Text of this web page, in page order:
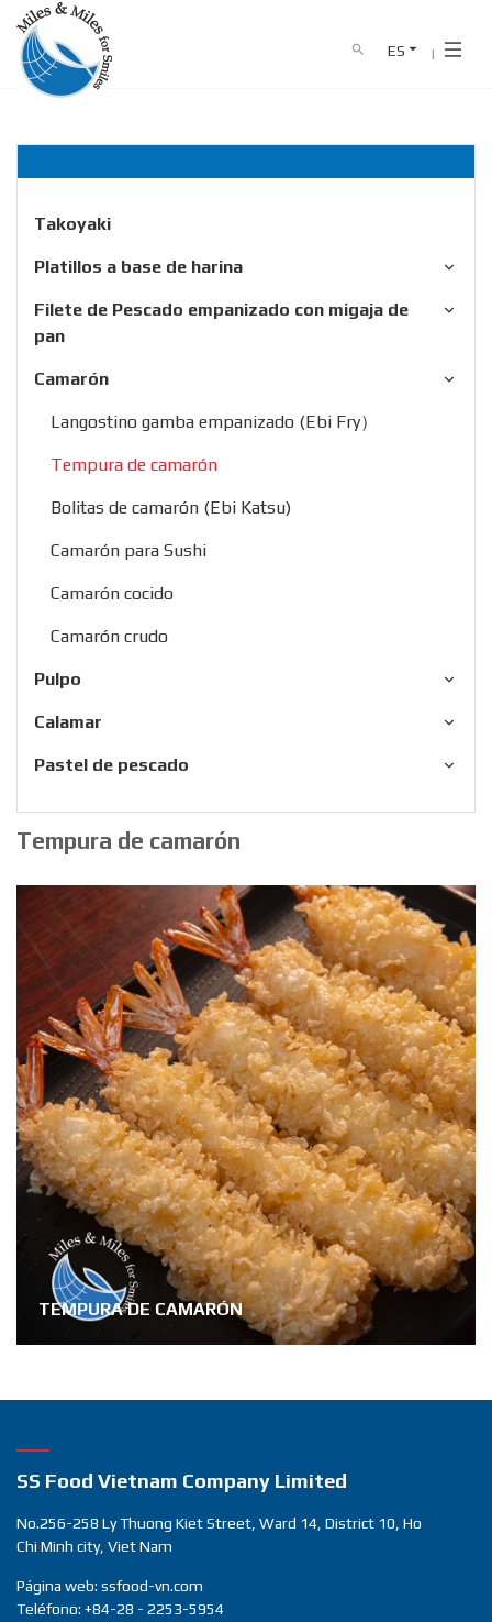
search ES
NOSOTROS
CATÁLOGO
Línea directa : 0911 341 682
Home producto
Takoyaki
Platillos a base de harina
Filete de Pescado empanizado con migaja de
pan
Camarón
Langostino gamba empanizado (Ebi Fry）
Tempura de camarón
Bolitas de camarón (Ebi Katsu)
Camarón para Sushi
Camarón cocido
Camarón crudo
Pulpo
Calamar
Pastel de pescado
Tempura de camarón
TEMPURA DE CAMARÓN
SS Food Vietnam Company Limited
No.256-258 Ly Thuong Kiet Street, Ward 14, District 10, Ho
Chi Minh city, Viet Nam
Página web: ssfood-vn.com
Teléfono: +84-28 - 2253-5954